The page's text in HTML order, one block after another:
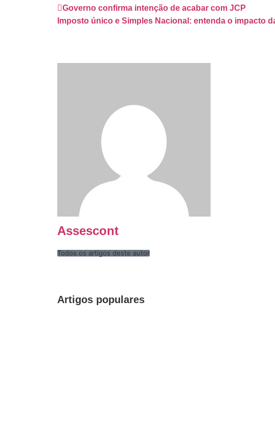
Governo confirma intenção de acabar com JCP
Imposto único e Simples Nacional: entenda o impacto
Assescont
Todos os artigos deste autor
Artigos populares